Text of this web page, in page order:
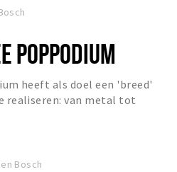
POPPODIUM
heeft als doel een 'breed'
realiseren: van metal tot
Bosch